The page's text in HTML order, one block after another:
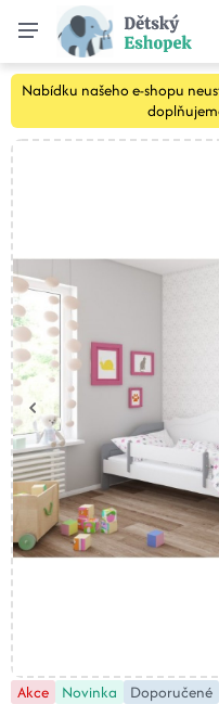
Nabídku našeho e-shopu
Akce Novinka Doporučené